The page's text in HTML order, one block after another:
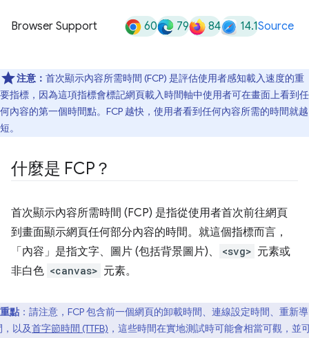
Browser Support 60 79 84 14.1Source
注意： 首次顯示內容所需時間 (FCP) 是評估使用者感知載入速度的重
要指標，因為這項指標會標記網頁載入時間軸中使用者可在畫面上看到任
何內容的第一個時間點。FCP 越快，使用者看到任何內容所需的時間就越
短。
什麼是 FCP？
首次顯示內容所需時間 (FCP) 是指從使用者首次前往網頁
到畫面顯示網頁任何部分內容的時間。就這個指標而言，
「內容」是指文字、圖片 (包括背景圖片)、
<svg> 元素或
非白色 <canvas> 元素。
重點 ：請注意，FCP 包含前一個網頁的卸載時間、連線設定時間、重新
以及首字節時間 (TTFB) ，這些時間在實地測試時可能會相當可觀，並